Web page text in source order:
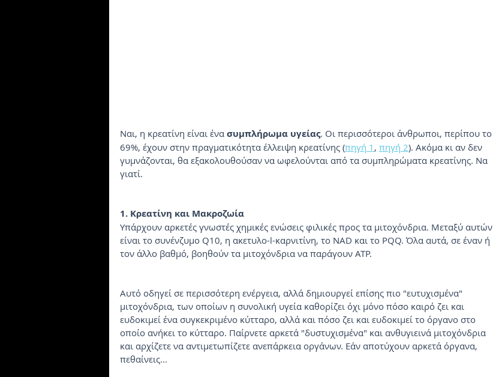
Ναι, η κρεατίνη είναι ένα συμπλήρωμα υγείας. Οι περισσότεροι άνθρωποι, περίπου το
69%, έχουν στην πραγματικότητα έλλειψη κρεατίνης (πηγή 1 , πηγή 2). Ακόμα κι αν δεν
γυμνάζονται, θα εξακολουθούσαν να ωφελούνται από τα συμπληρώματα κρεατίνης. Να
γιατί.
1. Κρεατίνη και Μακροζωία
Υπάρχουν αρκετές γνωστές χημικές ενώσεις φιλικές προς τα μιτοχόνδρια. Μεταξύ αυτών
είναι το συνένζυμο Q10, η ακετυλο-l-καρνιτίνη, το NAD και το PQQ. Όλα αυτά, σε έναν ή
τον άλλο βαθμό, βοηθούν τα μιτοχόνδρια να παράγουν ATP.
Αυτό οδηγεί σε περισσότερη ενέργεια, αλλά δημιουργεί επίσης πιο "ευτυχισμένα"
μιτοχόνδρια, των οποίων η συνολική υγεία καθορίζει όχι μόνο πόσο καιρό ζει και
ευδοκιμεί ένα συγκεκριμένο κύτταρο, αλλά και πόσο ζει και ευδοκιμεί το όργανο στο
οποίο ανήκει το κύτταρο. Παίρνετε αρκετά "δυστυχισμένα" και ανθυγιεινά μιτοχόνδρια
και αρχίζετε να αντιμετωπίζετε ανεπάρκεια οργάνων. Εάν αποτύχουν αρκετά όργανα,
πεθαίνεις...